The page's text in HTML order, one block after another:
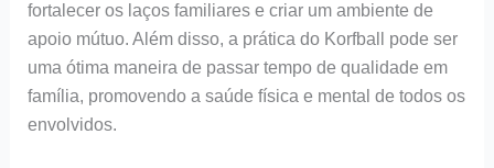
fortalecer os laços familiares e criar um ambiente de
apoio mútuo. Além disso, a prática do Korfball pode ser
uma ótima maneira de passar tempo de qualidade em
família, promovendo a saúde física e mental de todos os
envolvidos.